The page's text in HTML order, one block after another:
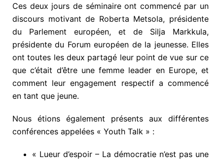
Ces deux jours de séminaire ont commencé par un
discours motivant de Roberta Metsola, présidente
du Parlement européen, et de Silja Markkula,
présidente du Forum européen de la jeunesse. Elles
ont toutes les deux partagé leur point de vue sur ce
que c’était d’être une femme leader en Europe, et
comment leur engagement respectif a commencé
en tant que jeune.
Nous étions également présents aux différentes
conférences appelées « Youth Talk » :
« Lueur d’espoir – La démocratie n’est pas une